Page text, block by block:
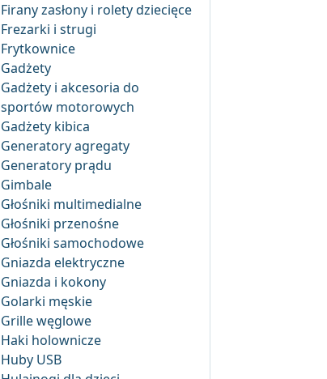
Firany zasłony i rolety dziecięce
Frezarki i strugi
Frytkownice
Gadżety
Gadżety i akcesoria do
sportów motorowych
Gadżety kibica
Generatory agregaty
Generatory prądu
Gimbale
Głośniki multimedialne
Głośniki przenośne
Głośniki samochodowe
Gniazda elektryczne
Gniazda i kokony
Golarki męskie
Grille węglowe
Haki holownicze
Huby USB